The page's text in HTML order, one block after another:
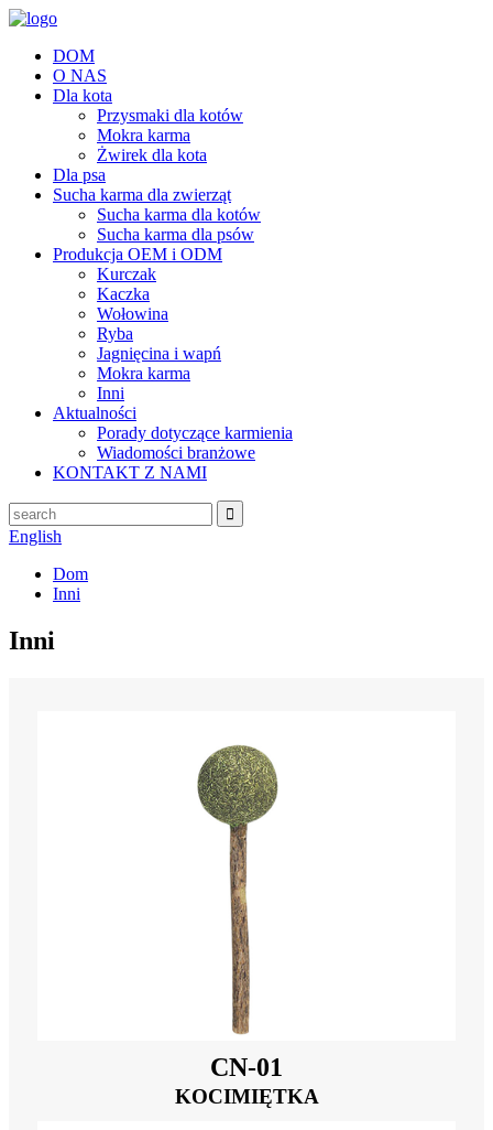
DOM
O NAS
Dla kota
Przysmaki dla kotów
Mokra karma
Żwirek dla kota
Dla psa
Sucha karma dla zwierząt
Sucha karma dla kotów
Sucha karma dla psów
Produkcja OEM i ODM
Kurczak
Kaczka
Wołowina
Ryba
Jagnięcina i wapń
Mokra karma
Inni
Aktualności
Porady dotyczące karmienia
Wiadomości branżowe
KONTAKT Z NAMI
English
Dom
Inni
Inni
CN-01
KOCIMIĘTKA